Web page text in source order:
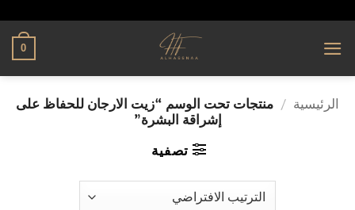
0
الرئيسية / منتجات تحت الوسم “زيت الارجان للحفاظ على
إشراقة البشرة”
تصفية